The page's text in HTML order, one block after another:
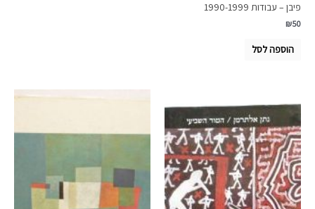
פיבן – עבודות 1990-1999
₪50
הוספה לסל